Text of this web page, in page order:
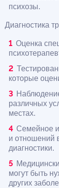
психозы.
Диагностика
Оценка
которые
различных
местах.
Семейное
и отношений
диагностики.
могут быть
других